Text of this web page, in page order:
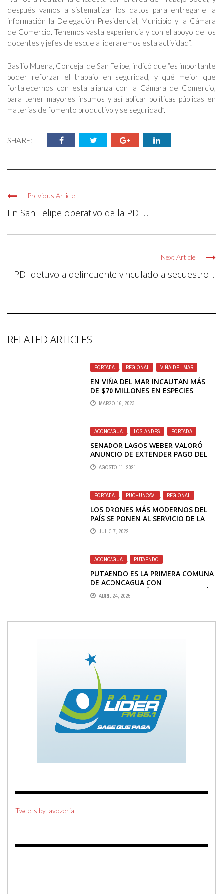
después vamos a sistematizar los datos para entregarle la
información la Delegación Presidencial, Municipio y la Cámara
de Comercio. Tenemos vasta experiencia y con el apoyo de los
docentes y jefes de escuela lideraremos esta actividad”.
Basilio Muena, Concejal de San Felipe, indicó que “es importante
poder reforzar el trabajo en seguridad, y qué mejor que
fortalecernos con esta alianza con la Cámara de Comercio,
para tener mayores insumos y así aplicar políticas públicas en
materias de fomento productivo y se seguridad”.
SHARE:
Previous Article
En San Felipe operativo de la PDI ...
Next Article
PDI detuvo a delincuente vinculado a secuestro ...
RELATED ARTICLES
PORTADA , REGIONAL , VIÑA DEL MAR
EN VIÑA DEL MAR INCAUTAN MÁS
DE $70 MILLONES EN ESPECIES
FALSIFICADAS DE LA MARCA APPLE
MARZO 16, 2023
ACONCAGUA , LOS ANDES , PORTADA
SENADOR LAGOS WEBER VALORÓ
ANUNCIO DE EXTENDER PAGO DEL
INGRESO FAMILIAR DE EMERGENCIA
HASTA NOVIEMBRE
AGOSTO 11, 2021
PORTADA PUCHUNCAVÍ REGIONAL
LOS DRONES MÁS MODERNOS DEL
PAÍS SE PONEN AL SERVICIO DE LA
AGRICULTURA
JULIO 7, 2022
ACONCAGUA , PUTAENDO
PUTAENDO ES LA PRIMERA COMUNA
DE ACONCAGUA CON
UNIVERSALIZACIÓN DE LA ATENCIÓN
PRIMARIA DE SALUD
ABRIL 24, 2025
Tweets by lavozeria